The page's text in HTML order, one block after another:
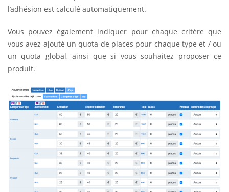
l’adhésion est calculé automatiquement.
Vous pouvez également indiquer pour chaque critère que
vous avez ajouté un quota de places pour chaque type et / ou
un quota global, ainsi que si vous souhaitez proposer ce
produit.